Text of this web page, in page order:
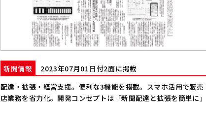
新聞情報
2023年07月01日付2面に掲載
配達・拡張・経営支援。便利な3機能を搭載。スマホ活用で販売
店業務を省力化。開発コンセプトは「新聞配達と拡張を簡単に」